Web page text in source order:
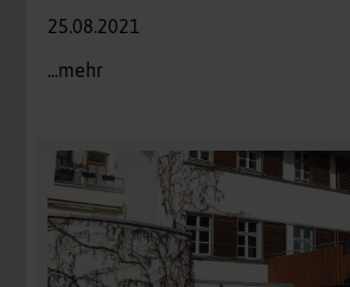
25.08.2021
...mehr